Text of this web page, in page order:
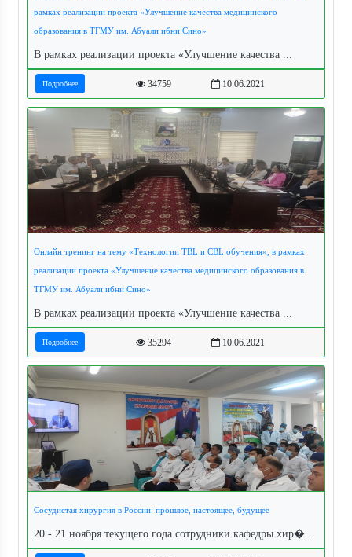
рамках реализации проекта «Улучшение качества медицинского
образования в ТГМУ им. Абуали ибни Сино»
В рамках реализации проекта «Улучшение качества ...
Подробнее 34759 10.06.2021
Онлайн тренинг на тему «Технологии TBL и CBL обучения», в рамках
реализации проекта «Улучшение качества медицинского образования в
ТГМУ им. Абуали ибни Сино»
В рамках реализации проекта «Улучшение качества ...
Подробнее 35294 10.06.2021
Сосудистая хирургия в России: прошлое, настоящее, будущее
20 - 21 ноября текущего года сотрудники кафедры хир�...